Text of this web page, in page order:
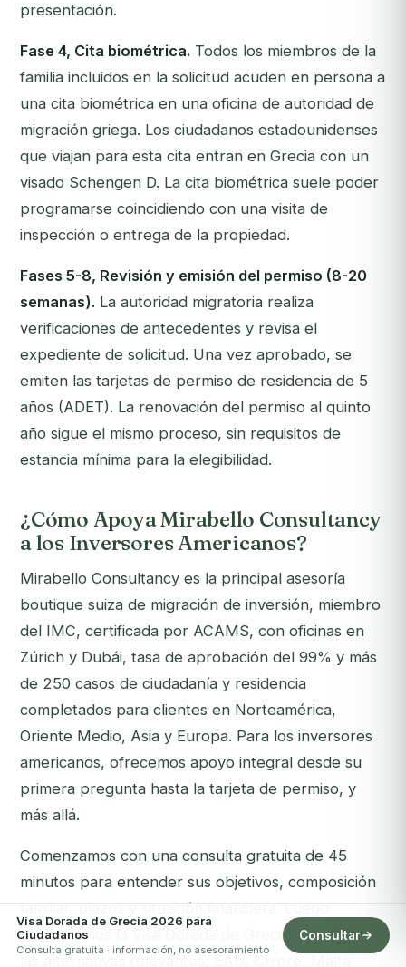
presentación.
Fase 4, Cita biométrica. Todos los miembros de la
familia incluidos en la solicitud acuden en persona a
una cita biométrica en una oficina de autoridad de
migración griega. Los ciudadanos estadounidenses
que viajan para esta cita entran en Grecia con un
visado Schengen D. La cita biométrica suele poder
programarse coincidiendo con una visita de
inspección o entrega de la propiedad.
Fases 5-8, Revisión y emisión del permiso (8-20
semanas). La autoridad migratoria realiza
verificaciones de antecedentes y revisa el
expediente de solicitud. Una vez aprobado, se
emiten las tarjetas de permiso de residencia de 5
años (ADET). La renovación del permiso al quinto
año sigue el mismo proceso, sin requisitos de
estancia mínima para la elegibilidad.
¿Cómo Apoya Mirabello Consultancy
a los Inversores Americanos?
Mirabello Consultancy es la principal asesoría
boutique suiza de migración de inversión, miembro
del IMC, certificada por ACAMS, con oficinas en
Zúrich y Dubái, tasa de aprobación del 99% y más
de 250 casos de ciudadanía y residencia
completados para clientes en Norteamérica,
Oriente Medio, Asia y Europa. Para los inversores
americanos, ofrecemos apoyo integral desde su
primera pregunta hasta la tarjeta de permiso, y
más allá.
Comenzamos con una consulta gratuita de 45
minutos para entender sus objetivos, composición
familiar, plazos y situación financiera. Luego
comparamos la Visa Dorada de Grecia con todas
las alternativas relevantes, EAU, Chipre, Malta
Visa Dorada de Grecia 2026 para
Ciudadanos
Consulta gratuita · información, no asesoramiento
Consultar